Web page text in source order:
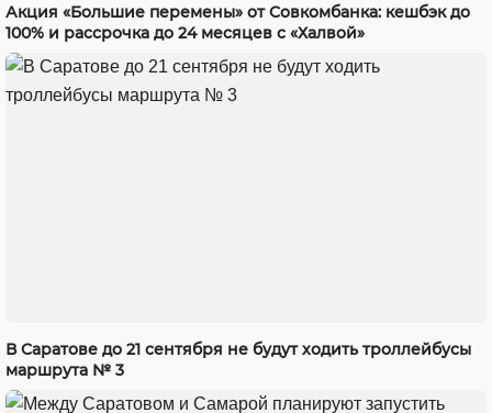
Акция «Большие перемены» от Совкомбанка: кешбэк до
100% и рассрочка до 24 месяцев с «Халвой»
В Саратове до 21 сентября не будут ходить троллейбусы
маршрута № 3